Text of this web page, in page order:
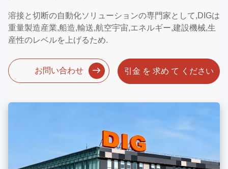
溶接と切断の自動化ソリューションの専門家として,DIGは
重量製造産業,船造,輸送,航空宇宙,エネルギー,建設機械,生
産性のレベルを上げるため.
お問い合わせ 引金 を 求め て ください